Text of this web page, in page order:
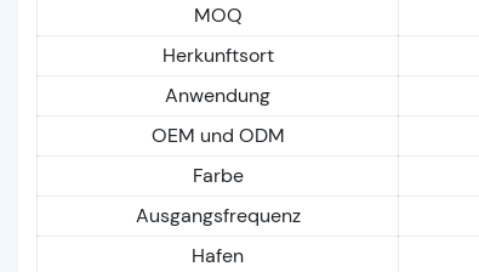
MOQ
Herkunftsort
Anwendung
OEM und ODM
Farbe
Ausgangsfrequenz
Hafen